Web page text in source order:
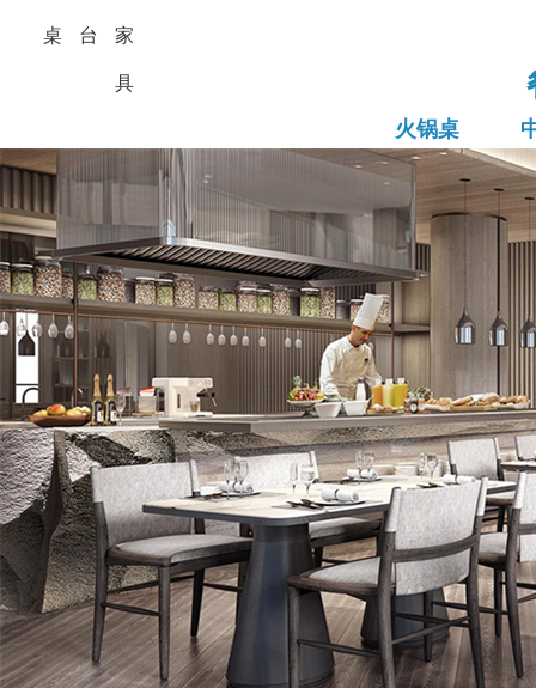
桌 台 家
具
火锅桌